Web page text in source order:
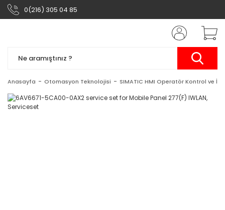
0(216) 305 04 85
Anasayfa Otomasyon Teknolojisi SIMATIC HMI Operatör Kontrol ve